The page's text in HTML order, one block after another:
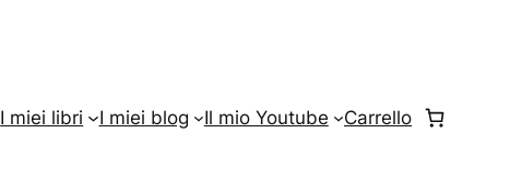
I miei libri I miei blog Il mio Youtube Carrello